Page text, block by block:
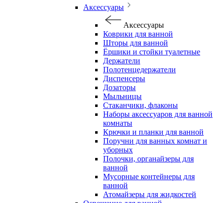
Аксессуары
Аксессуары
Коврики для ванной
Шторы для ванной
Ёршики и стойки туалетные
Держатели
Полотенцедержатели
Диспенсеры
Дозаторы
Мыльницы
Стаканчики, флаконы
Наборы аксессуаров для ванной
комнаты
Крючки и планки для ванной
Поручни для ванных комнат и
уборных
Полочки, органайзеры для
ванной
Мусорные контейнеры для
ванной
Атомайзеры для жидкостей